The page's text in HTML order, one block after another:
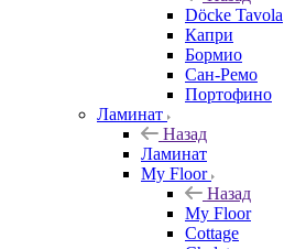
Döcke Tavola
Капри
Бормио
Сан-Ремо
Портофино
Ламинат
Назад
Ламинат
My Floor
Назад
My Floor
Cottage